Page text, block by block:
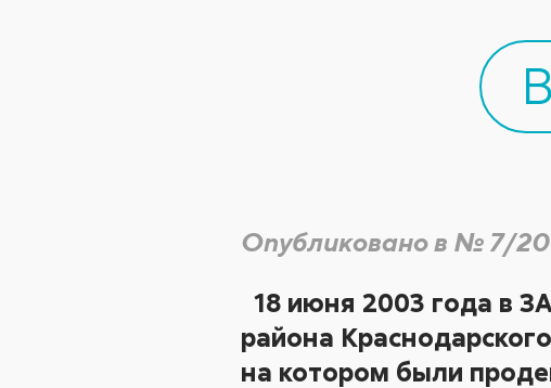
Опубликовано в № 7/
18 июня 2003 года в
района
на котором были